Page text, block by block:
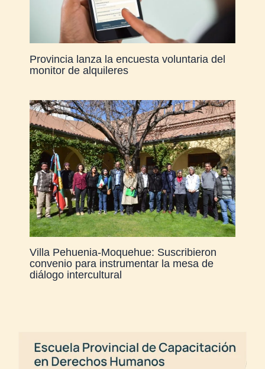
Provincia lanza la encuesta voluntaria del
monitor de alquileres
Villa Pehuenia-Moquehue: Suscribieron
convenio para instrumentar la mesa de
diálogo intercultural